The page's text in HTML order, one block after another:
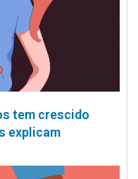
tem crescido
explicam